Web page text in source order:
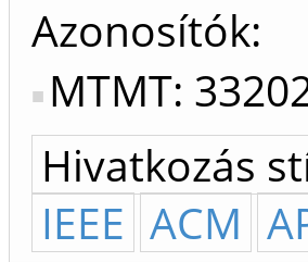
Azonosítók
MTMT:
Hivatkozás
IEEE ACM